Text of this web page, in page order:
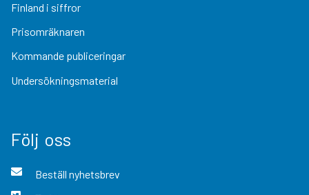
Finland i siffror
Prisomräknaren
Kommande publiceringar
Undersökningsmaterial
Följ oss
Beställ nyhetsbrev